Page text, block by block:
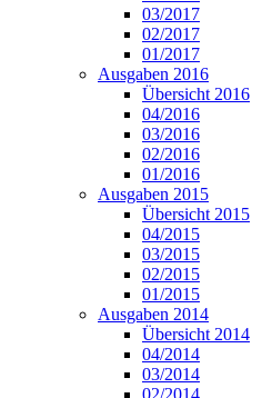
03/2017
02/2017
01/2017
Ausgaben 2016
Übersicht 2016
04/2016
03/2016
02/2016
01/2016
Ausgaben 2015
Übersicht 2015
04/2015
03/2015
02/2015
01/2015
Ausgaben 2014
Übersicht 2014
04/2014
03/2014
02/2014